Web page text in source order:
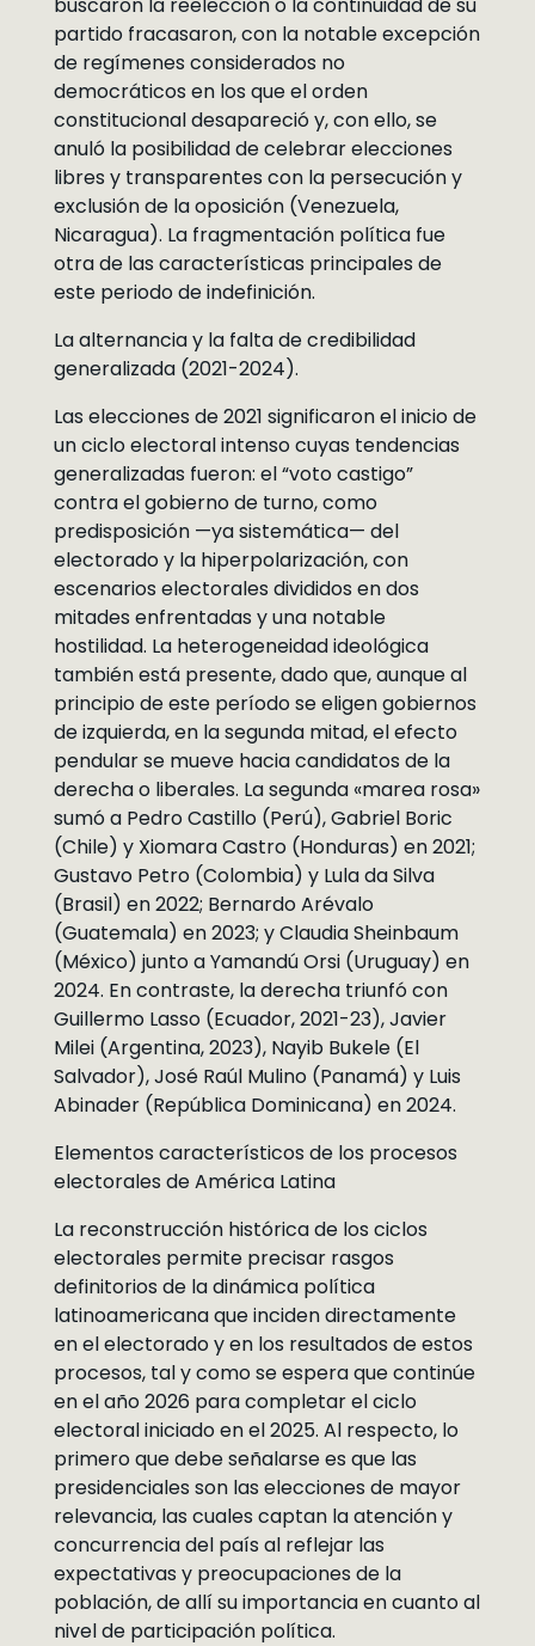
partido fracasaron, con la notable excepción
de regímenes considerados no
democráticos en los que el orden
constitucional desapareció y, con ello, se
anuló la posibilidad de celebrar elecciones
libres y transparentes con la persecución y
exclusión de la oposición (Venezuela,
Nicaragua). La fragmentación política fue
otra de las características principales de
este periodo de indefinición.
La alternancia y la falta de credibilidad
generalizada (2021-2024).
Las elecciones de 2021 significaron el inicio de
un ciclo electoral intenso cuyas tendencias
generalizadas fueron: el “voto castigo”
contra el gobierno de turno, como
predisposición —ya sistemática— del
electorado y la hiperpolarización, con
escenarios electorales divididos en dos
mitades enfrentadas y una notable
hostilidad. La heterogeneidad ideológica
también está presente, dado que, aunque al
principio de este período se eligen gobiernos
de izquierda, en la segunda mitad, el efecto
pendular se mueve hacia candidatos de la
derecha o liberales. La segunda «marea rosa»
sumó a Pedro Castillo (Perú), Gabriel Boric
(Chile) y Xiomara Castro (Honduras) en 2021;
Gustavo Petro (Colombia) y Lula da Silva
(Brasil) en 2022; Bernardo Arévalo
(Guatemala) en 2023; y Claudia Sheinbaum
(México) junto a Yamandú Orsi (Uruguay) en
2024. En contraste, la derecha triunfó con
Guillermo Lasso (Ecuador, 2021-23), Javier
Milei (Argentina, 2023), Nayib Bukele (El
Salvador), José Raúl Mulino (Panamá) y Luis
Abinader (República Dominicana) en 2024.
Elementos característicos de los procesos
electorales de América Latina
La reconstrucción histórica de los ciclos
electorales permite precisar rasgos
definitorios de la dinámica política
latinoamericana que inciden directamente
en el electorado y en los resultados de estos
procesos, tal y como se espera que continúe
en el año 2026 para completar el ciclo
electoral iniciado en el 2025. Al respecto, lo
primero que debe señalarse es que las
presidenciales son las elecciones de mayor
relevancia, las cuales captan la atención y
concurrencia del país al reflejar las
expectativas y preocupaciones de la
población, de allí su importancia en cuanto al
nivel de participación política.